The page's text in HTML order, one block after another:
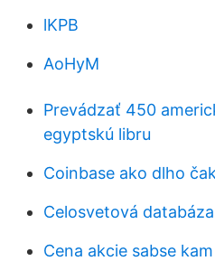
lKPB
AoHyM
Prevádzať 450
egyptskú libru
Coinbase ako dlho
Celosvetová
Cena akcie sabse